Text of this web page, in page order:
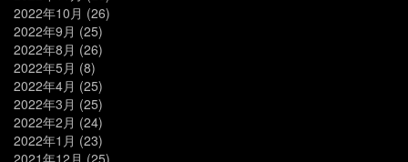
2022年10月 (26)
2022年9月 (25)
2022年8月 (26)
2022年5月 (8)
2022年4月 (25)
2022年3月 (25)
2022年2月 (24)
2022年1月 (23)
2021年12月 (25)